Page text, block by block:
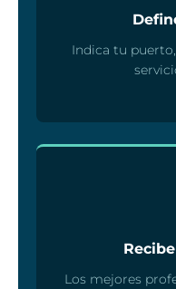
Indica tu
Los mejores